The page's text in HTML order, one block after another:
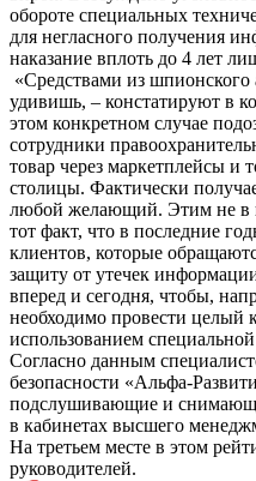
обороте специальных
для негласного получения
наказание вплоть до 4 лет
«Средствами из шпионского
удивишь, – констатируют в
этом конкретном случае
сотрудники
товар через маркетплейсы и
столицы. Фактически
любой желающий. Этим не в
тот факт, что в последние
клиентов, которые
защиту от утечек
вперед и сегодня, чтобы,
необходимо провести целый
использованием
Согласно данным
безопасности «Альфа-
подслушивающие и
в кабинетах высшего
На третьем месте в этом
руководителей.